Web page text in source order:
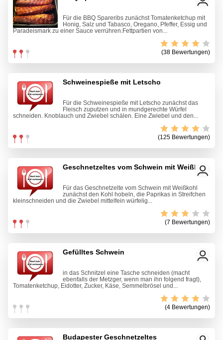
Für die BBQ Spareribs zunächst Tomatenketchup mit
Honig, Salz und Tabasco, Oregano, Pfeffer, Essig und
Paradeismark zu einer Sauce verrühren.Fettpartien von...
(38 Bewertungen)
Schweinespieße mit Letscho
Für die Schweinespieße mit Letscho zunächst das
Fleisch zuputzen und in mundgerechte Würfel
schneiden. Knoblauch und Zwiebel schälen. Eine Zwiebel und den...
(125 Bewertungen)
Geschnetzeltes vom Schwein mit Weißkohl
Für das Geschnetzelte vom Schwein mit Weißkohl
zunächst den Kohl hobeln, die Paprikas in Streifchen
kleinschneiden und die Zwiebel mittelfein würfelig...
(7 Bewertungen)
Gefülltes Schwein
in das Schnitzel eine Tasche schneiden (macht
ebenfalls der Metzger, wenn man ihn folgend fragt),
Tomatenketchup, Eidotter, Zucker, Käse, Semmelbrösel und...
(4 Bewertungen)
Budapester Geschnetzeltes